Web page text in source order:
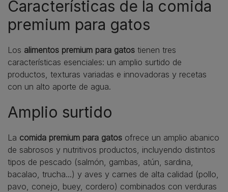
Características de la comida
premium para gatos
Los alimentos premium para gatos tienen tres
características esenciales: un amplio surtido de
productos, texturas variadas e innovadoras y recetas
con un alto aporte de agua.
Amplio surtido
La comida premium para gatos ofrece un amplio abanico
de sabrosos y nutritivos productos, incluyendo distintos
tipos de pescado (salmón, gambas, atún, sardina,
bacalao, trucha...) y aves y carnes de alta calidad (pollo,
pavo, conejo, buey, cordero) combinados con verduras